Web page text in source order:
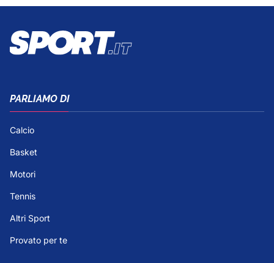
PARLIAMO DI
Calcio
Basket
Motori
Tennis
Altri Sport
Provato per te